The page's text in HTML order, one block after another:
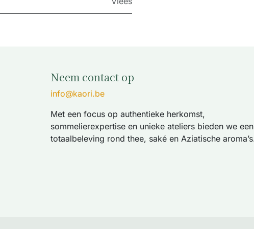
Neem contact op
info@kaori.be
Met een focus op authentieke herkomst,
sommelierexpertise en unieke ateliers bieden we een
totaalbeleving rond thee, saké en Aziatische